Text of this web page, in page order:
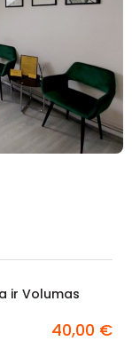
ir Volumas
40,00 €